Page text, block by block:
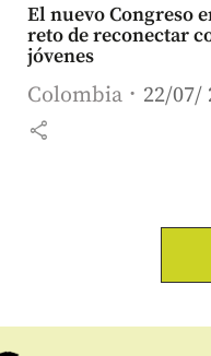
El nuevo Congreso
reto de reconectar
jóvenes
Colombia 22/07/
share